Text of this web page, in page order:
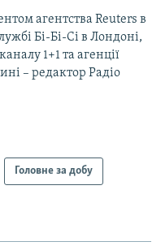
агентства Reuters в
Бі-Бі-Сі в Лондоні,
1+1 та агенції
– редактор Радіо
Головне за добу